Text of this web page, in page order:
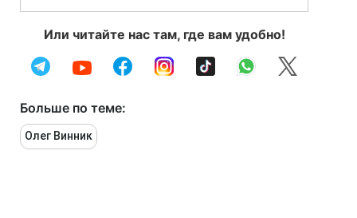
Или читайте нас там, где вам удобно!
Больше по теме:
Олег Винник